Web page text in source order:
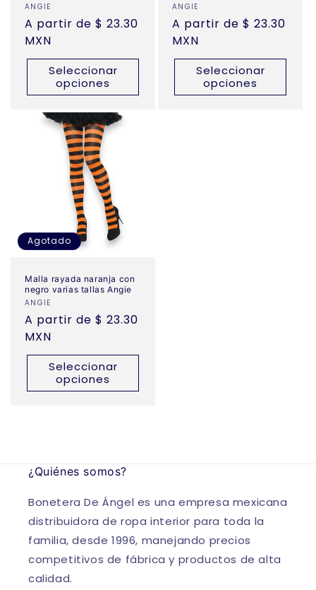
Proveedor:
ANGIE
Precio
habitual
A partir de $ 23.30
MXN
Seleccionar
opciones
Proveedor:
ANGIE
Precio
habitual
A partir de $ 23.30
MXN
Seleccionar
opciones
Agotado
Malla rayada naranja con
negro varias tallas Angie
Proveedor:
ANGIE
Precio
habitual
A partir de $ 23.30
MXN
Seleccionar
opciones
¿Quiénes somos?
Bonetera De Ángel es una empresa mexicana
distribuidora de ropa interior para toda la
familia, desde 1996, manejando precios
competitivos de fábrica y productos de alta
calidad.